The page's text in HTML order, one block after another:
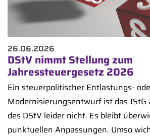
26.06.2026
DStV nimmt Stellung zum
Jahressteuergesetz 2026
Ein steuerpolitischer Entlastungs-
Modernisierungsentwurf ist das
des DStV leider nicht. Es bleibt
punktuellen Anpassungen. Umso